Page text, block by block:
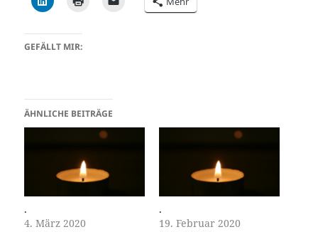
GEFÄLLT MIR:
ÄHNLICHE BEITRÄGE
.
4. März 2020
.
19. Februar 2020